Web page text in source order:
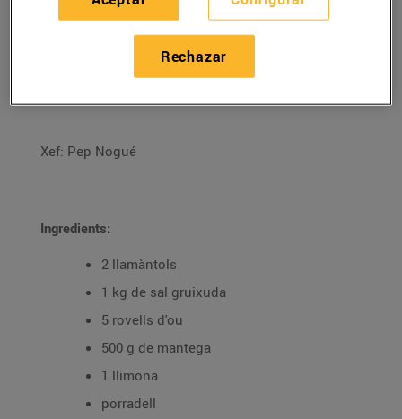
RECETAS
Llamàntol glacejat
Xef: Pep Nogué
Ingredients:
2 llamàntols
1 kg de sal gruixuda
5 rovells d'ou
500 g de mantega
1 llimona
porradell
Rechazar